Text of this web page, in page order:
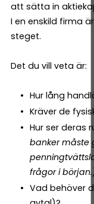
att sätta in
I en enskild firma
steget.
Det du vill veta är:
Hur lång
Kräver de
Hur ser deras
banker måste
frågor i
Vad behöver